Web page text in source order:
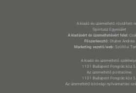
A kiadó és üzemeltető rövidített
Spiritusz Egyesület
A kiadásért és üzemeltetésért felel:
Főszerkesztő:Stuber Andrea
Marketing vezető/web: Szöllősi
A kiadó és üzemeltető
1101 Budapest Pongrác köz 5.
Az üzemeltető postacíme:
1101 Budapest Pongrác köz 5.
Az üzemeltető bírósági nyilvántartási